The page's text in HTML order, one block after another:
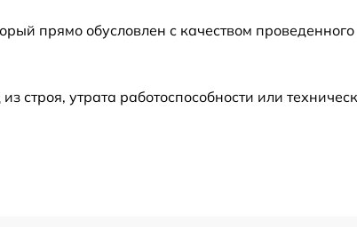
прямо обусловлен с качеством
утрата работоспособности или